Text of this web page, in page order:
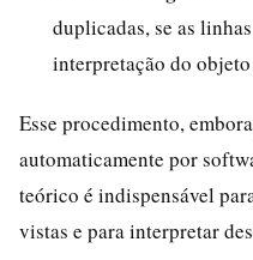
duplicadas, se as
interpretação do
Esse procedimento,
automaticamente por
teórico é indispensável
vistas e para interpretar